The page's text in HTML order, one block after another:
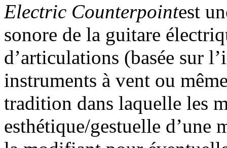
Electric Counterpointest
sonore de la guitare
d’articulations (basée sur
instruments à vent ou
tradition dans laquelle les
esthétique/gestuelle d’une